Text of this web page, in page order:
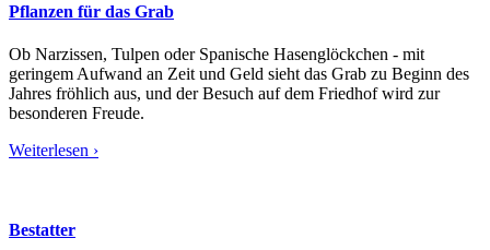
Pflanzen für das Grab
Ob Narzissen, Tulpen oder Spanische Hasenglöckchen - mit
geringem Aufwand an Zeit und Geld sieht das Grab zu Beginn des
Jahres fröhlich aus, und der Besuch auf dem Friedhof wird zur
besonderen Freude.
Weiterlesen ›
Bestatter